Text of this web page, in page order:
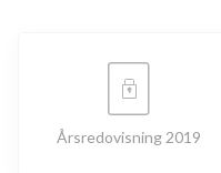
Årsredovisning 2019